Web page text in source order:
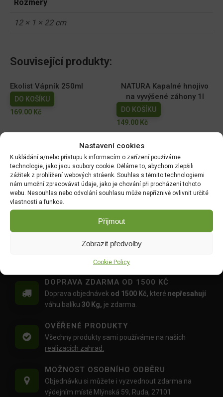
Nastavení cookies
K ukládání a/nebo přístupu k informacím o zařízení používáme
technologie, jako jsou soubory cookie. Děláme to, abychom zlepšili
zážitek z prohlížení webových stráenk. Souhlas s těmito technologiemi
nám umožní zpracovávat údaje, jako je chování při procházení tohoto
webu. Nesouhlas nebo odvolání souhlasu může nepříznivě ovlivnit určité
vlastnosti a funkce.
Přijmout
Zobrazit předvolby
Cookie Policy
Rozměry
12 × 1 × 22 cm
Související produkty:
Ekolist Vápník 250ml
DO KOŠÍKU
169.00 Kč
NATURA Kapalné hnojivo
na vyvýšené záhony 1l
DO KOŠÍKU
149.00 Kč
AGRO Cererit Hobby GOLD
s guánem 1l
DO KOŠÍKU
95.00Kč
Cererit s guánem Podzimní
5kg/FO +
DO KOŠÍKU
309.07Kč
Wuxal SUS Ca 250ml
DO KOŠÍKU
hnojivo Celá zahrada 1l
DO KOŠÍKU
DOPRAVA ZDARMA OD 1500 KČ
Doprava objednávek od 1500 Kč, které nepřesahují
váhu balíku 30 Kg, je zdarma.
OVĚŘENÉ PRODUKTY
Všechny produkty sami používáme na našich
realizacích zahrad.
MOŽNOST OSOBNÍHO ODBĚRU
Objednávku si můžete i vyzvednout zdarma na
výdejním místě Mlýnská 59, Ruda, 27101